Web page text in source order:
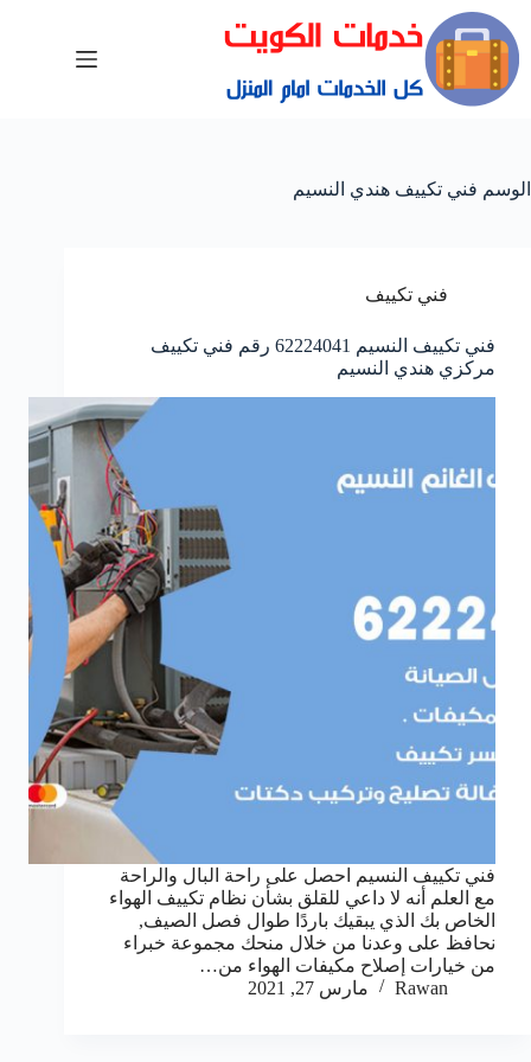
الوسم فني تكييف هندي النسيم
فني تكييف
فني تكييف النسيم 62224041 رقم فني تكييف
مركزي هندي النسيم
فني تكييف النسيم احصل على راحة البال والراحة
مع العلم أنه لا داعي للقلق بشأن نظام تكييف الهواء
الخاص بك الذي يبقيك باردًا طوال فصل الصيف,
نحافظ على وعدنا من خلال منحك مجموعة خبراء
من خيارات إصلاح مكيفات الهواء من…
Rawan
مارس 27, 2021